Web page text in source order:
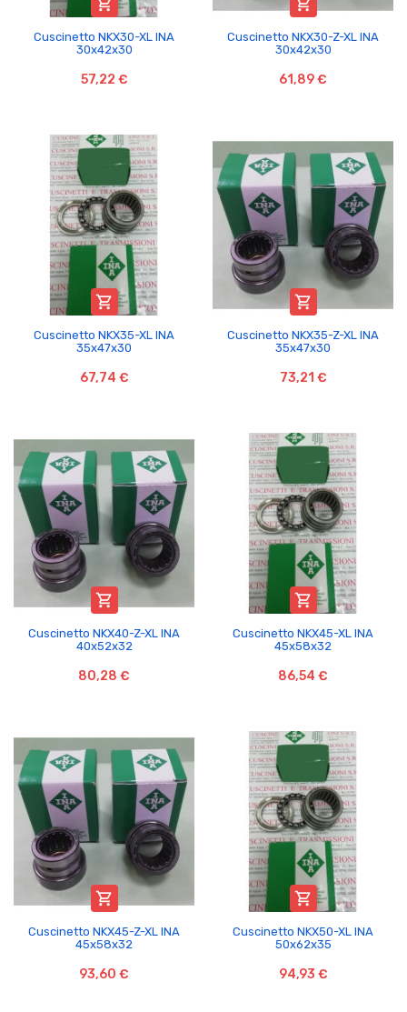

Cuscinetto NKX30-XL INA
30x42x30
57,22 €

Cuscinetto NKX30-Z-XL INA
30x42x30
61,89 €

Cuscinetto NKX35-XL INA
35x47x30
67,74 €

Cuscinetto NKX35-Z-XL INA
35x47x30
73,21 €

Cuscinetto NKX40-Z-XL INA
40x52x32
80,28 €

Cuscinetto NKX45-XL INA
45x58x32
86,54 €

Cuscinetto NKX45-Z-XL INA
45x58x32
93,60 €

Cuscinetto NKX50-XL INA
50x62x35
94,93 €